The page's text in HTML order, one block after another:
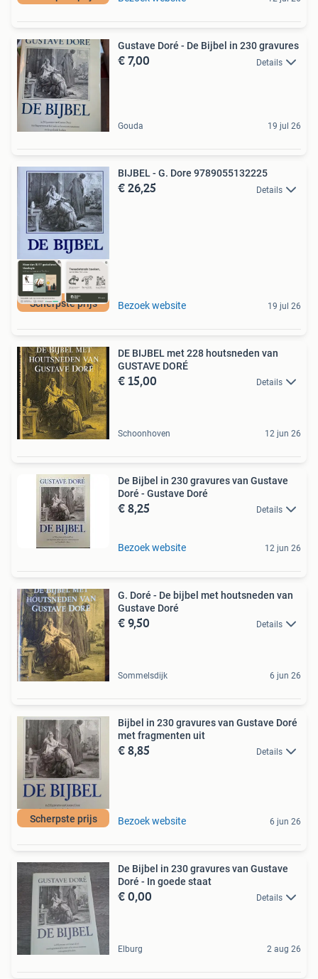
Gustave Doré - De Bijbel in 230 gravures
€ 7,00 Details
Gouda 19 jul 26
Scherpste prijs
BIJBEL - G. Dore 9789055132225
€ 26,25 Details
Bezoek website 19 jul 26
DE BIJBEL met 228 houtsneden van
GUSTAVE DORÉ
€ 15,00 Details
Schoonhoven 12 jun 26
De Bijbel in 230 gravures van Gustave
Doré - Gustave Doré
€ 8,25 Details
Bezoek website 12 jun 26
G. Doré - De bijbel met houtsneden van
Gustave Doré
€ 9,50 Details
Sommelsdijk 6 jun 26
Scherpste prijs
Bijbel in 230 gravures van Gustave Doré
met fragmenten uit
€ 8,85 Details
Bezoek website 6 jun 26
De Bijbel in 230 gravures van Gustave
Doré - In goede staat
€ 0,00 Details
Elburg 2 aug 26